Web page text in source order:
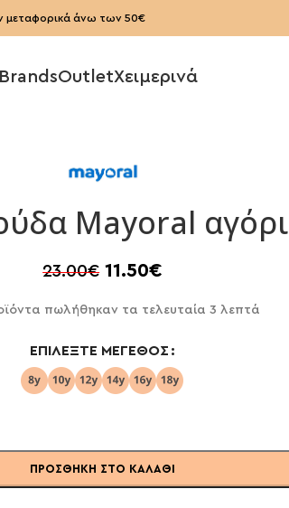
μεταφορικά άνω των 50€
BrandsOutletΧειμερινά
Mayoral αγόρι
23.00€ 11.50€
πωλήθηκαν τα τελευταία 3 λεπτά
ΕΠΙΛΈΞΤΕ ΜΈΓΕΘΟΣ
ΠΡΟΣΘΉΚΗ ΣΤΟ ΚΑΛΆΘΙ